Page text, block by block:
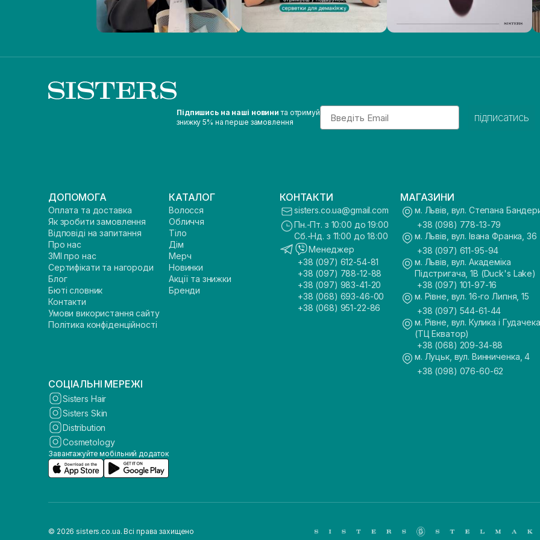
Підпишись на наші новини та отримуй
знижку 5% на перше замовлення
Email
підписатись
ДОПОМОГА
Оплата та доставка
Як зробити замовлення
Відповіді на запитання
Про нас
ЗМІ про нас
Сертифікати та нагороди
Блог
Бюті словник
Контакти
Умови використання сайту
Політика конфіденційності
КАТАЛОГ
Волосся
Обличчя
Тіло
Дім
Мерч
Новинки
Акції та знижки
Бренди
КОНТАКТИ
sisters.co.ua@gmail.com
Пн.-Пт. з 10:00 до 19:00
Сб.-Нд. з 11:00 до 18:00
Менеджер
+38 (097) 612-54-81
+38 (097) 788-12-88
+38 (097) 983-41-20
+38 (068) 693-46-00
+38 (068) 951-22-86
МАГАЗИНИ
м. Львів, вул. Степана
+38 (098) 778-13-79
м. Львів, вул. Івана Франка, 36
+38 (097) 611-95-94
м. Львів, вул. Академіка
Підстригача, 1В (Duck's Lake)
+38 (097) 101-97-16
м. Рівне, вул. 16-го Липня, 15
+38 (097) 544-61-44
м. Рівне, вул. Кулика і
(ТЦ Екватор)
+38 (068) 209-34-88
м. Луцьк, вул. Винниченка, 4
+38 (098) 076-60-62
СОЦІАЛЬНІ МЕРЕЖІ
Sisters Hair
Sisters Skin
Distribution
Cosmetology
Завантажуйте мобільний додаток
© 2026 sisters.co.ua. Всі права захищено